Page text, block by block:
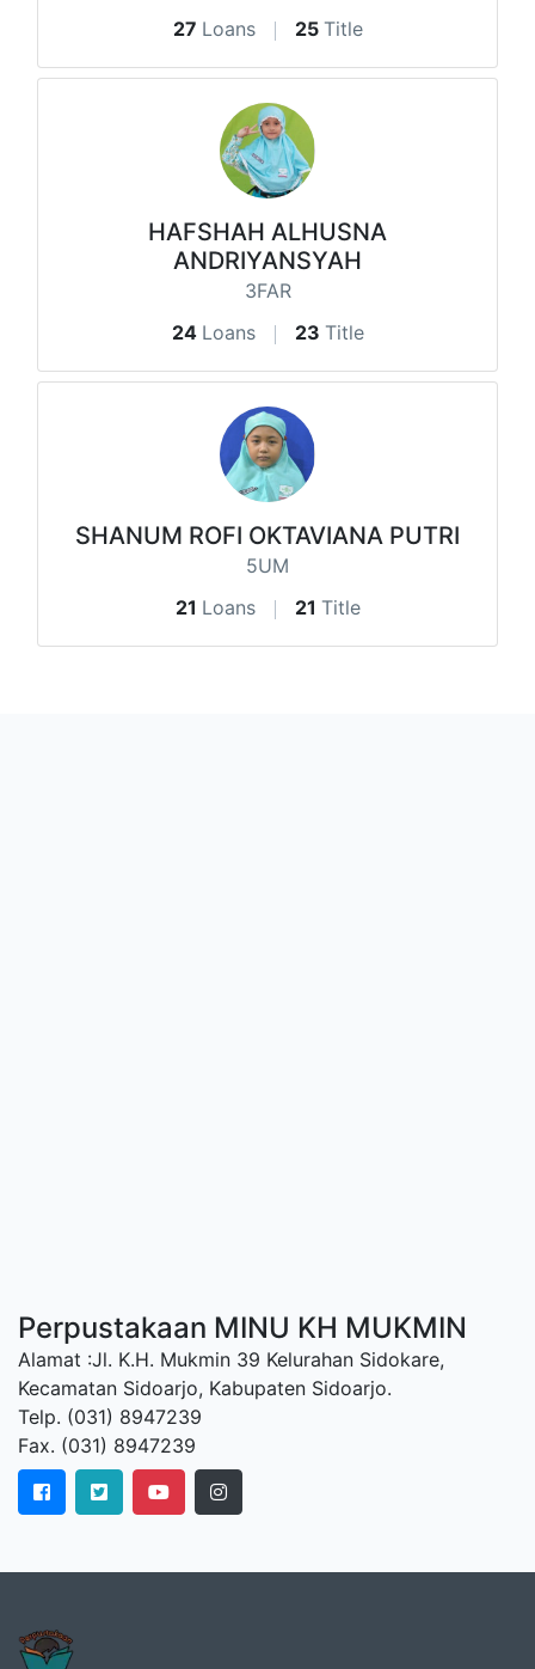
27 Loans 25 Title
HAFSHAH ALHUSNA
ANDRIYANSYAH
3FAR
24 Loans 23 Title
SHANUM ROFI OKTAVIANA PUTRI
5UM
21 Loans 21 Title
Perpustakaan MINU KH MUKMIN
Alamat :Jl. K.H. Mukmin 39 Kelurahan Sidokare,
Kecamatan Sidoarjo, Kabupaten Sidoarjo.
Telp. (031) 8947239
Fax. (031) 8947239